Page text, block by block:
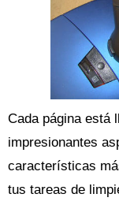
Cada página está
impresionantes
características
tus tareas de